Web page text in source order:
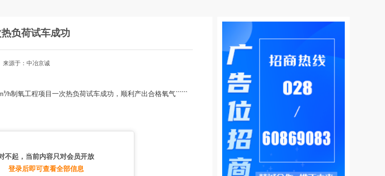
负荷试车成功
源于：中冶京诚
h制氧工程项目一次热负荷试车成功，顺利产出合格氧气``````
不起，当前内容只对会员开放
登录后即可查看全部信息